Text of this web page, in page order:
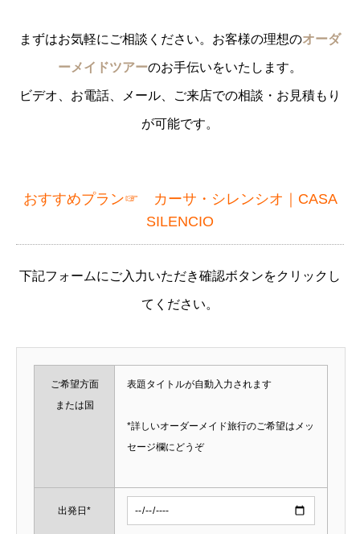
まずはお気軽にご相談ください。お客様の理想のオーダ
ーメイドツアーのお手伝いをいたします。
ビデオ、お電話、メール、ご来店での相談・お見積もり
が可能です。
おすすめプラン☞
カーサ・シレンシオ｜CASA
SILENCIO
下記フォームにご入力いただき確認ボタンをクリックし
てください。
ご希望方面
または国
表題タイトルが自動入力されます
*詳しいオーダーメイド旅行のご希望はメッ
セージ欄にどうぞ
出発日*